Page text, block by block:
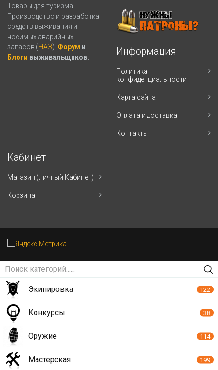
Товары для туризма.
Производство и разработка
средств выживания и
носимых аварийных
запасов (НАЗ). Форум и
Блоги выживальщиков.
Информация
Политика
конфиденциальности
Карта сайта
Оплата и доставка
Контакты
Кабинет
Магазин (личный Кабинет)
Корзина
Экипировка 122
Конкурсы 38
Оружие 114
Мастерская 199